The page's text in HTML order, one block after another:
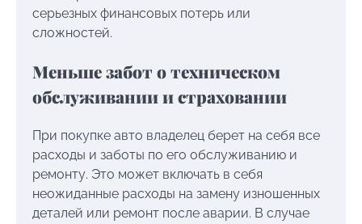
серьезных финансовых потерь или
сложностей.
Меньше забот о техническом
обслуживании и страховании
При покупке авто владелец берет на себя все
расходы и заботы по его обслуживанию и
ремонту. Это может включать в себя
неожиданные расходы на замену изношенных
деталей или ремонт после аварии. В случае